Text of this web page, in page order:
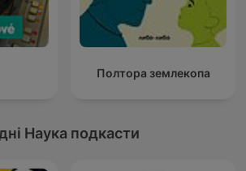
Полтора землекопа
Наука подкасти